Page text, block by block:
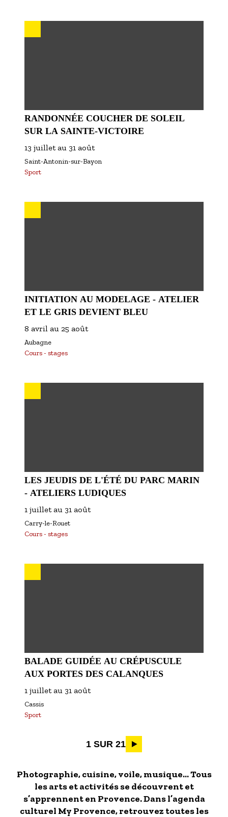
RANDONNÉE COUCHER DE SOLEIL
SUR LA SAINTE-VICTOIRE
13 juillet au 31 août
Saint-Antonin-sur-Bayon
Sport
INITIATION AU MODELAGE - ATELIER
ET LE GRIS DEVIENT BLEU
8 avril au 25 août
Aubagne
Cours - stages
LES JEUDIS DE L'ÉTÉ DU PARC MARIN
- ATELIERS LUDIQUES
1 juillet au 31 août
Carry-le-Rouet
Cours - stages
BALADE GUIDÉE AU CRÉPUSCULE
AUX PORTES DES CALANQUES
1 juillet au 31 août
Cassis
Sport
Pagination
1 SUR 21
Photographie, cuisine, voile, musique… Tous
les arts et activités se découvrent et
s’apprennent en Provence. Dans l’agenda
culturel My Provence, retrouvez toutes les